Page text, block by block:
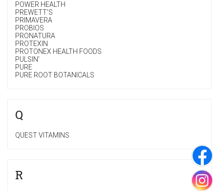
POWER HEALTH
PREWETT'S
PRIMAVERA
PROBIOS
PRONATURA
PROTEXIN
PROTONEX HEALTH FOODS
PULSIN'
PURE
PURE ROOT BOTANICALS
Q
QUEST VITAMINS
R